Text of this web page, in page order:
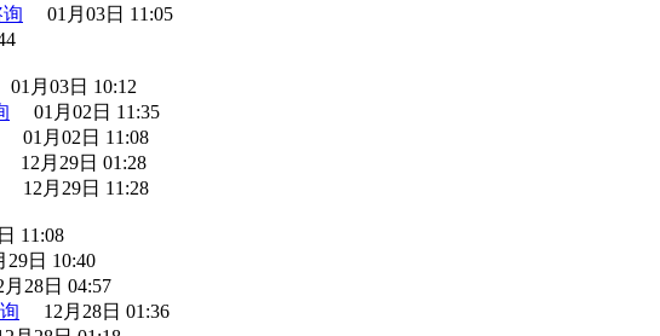
01月03日 11:05
01月03日 10:12
01月02日 11:35
01月02日 11:08
12月29日 01:28
12月29日 11:28
11:08
29日 10:40
月28日 04:57
12月28日 01:36